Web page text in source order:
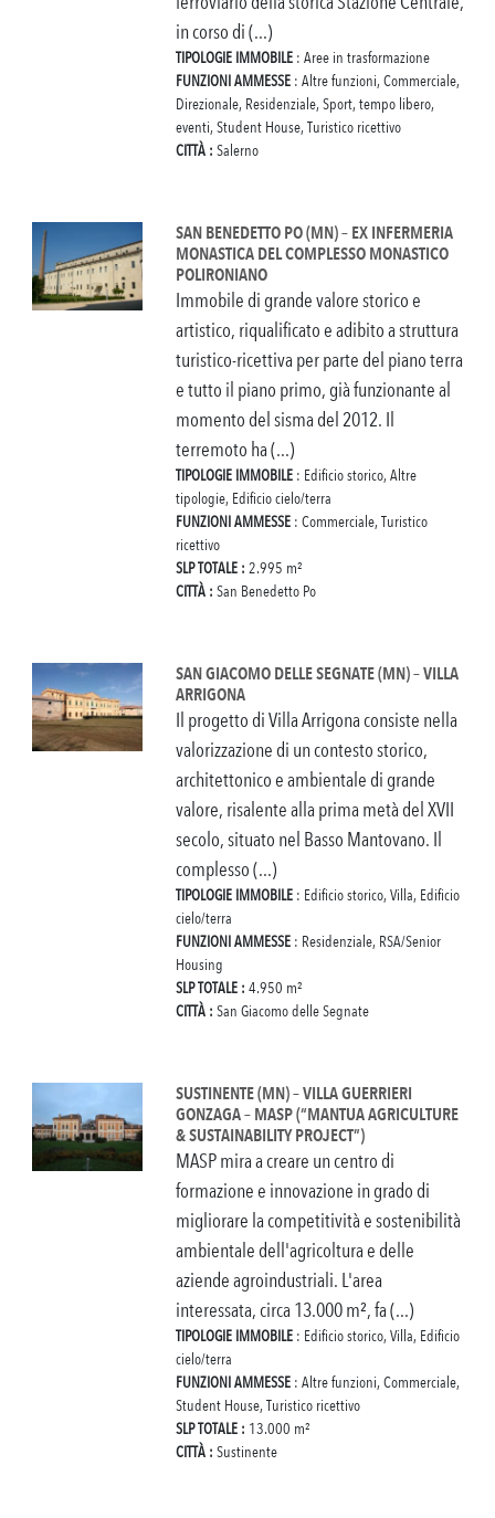
in corso di (...)
TIPOLOGIE IMMOBILE : Aree in trasformazione
FUNZIONI AMMESSE : Altre funzioni, Commerciale,
Direzionale, Residenziale, Sport, tempo libero,
eventi, Student House, Turistico ricettivo
CITTÀ : Salerno
SAN BENEDETTO PO (MN) – EX INFERMERIA
MONASTICA DEL COMPLESSO MONASTICO
POLIRONIANO
Immobile di grande valore storico e
artistico, riqualificato e adibito a struttura
turistico-ricettiva per parte del piano terra
e tutto il piano primo, già funzionante al
momento del sisma del 2012. Il
terremoto ha (...)
TIPOLOGIE IMMOBILE : Edificio storico, Altre
tipologie, Edificio cielo/terra
FUNZIONI AMMESSE : Commerciale, Turistico
ricettivo
SLP TOTALE : 2.995 m²
CITTÀ : San Benedetto Po
SAN GIACOMO DELLE SEGNATE (MN) – VILLA
ARRIGONA
Il progetto di Villa Arrigona consiste nella
valorizzazione di un contesto storico,
architettonico e ambientale di grande
valore, risalente alla prima metà del XVII
secolo, situato nel Basso Mantovano. Il
complesso (...)
TIPOLOGIE IMMOBILE : Edificio storico, Villa, Edificio
cielo/terra
FUNZIONI AMMESSE : Residenziale, RSA/Senior
Housing
SLP TOTALE : 4.950 m²
CITTÀ : San Giacomo delle Segnate
SUSTINENTE (MN) – VILLA GUERRIERI
GONZAGA – MASP (“MANTUA AGRICULTURE
& SUSTAINABILITY PROJECT”)
MASP mira a creare un centro di
formazione e innovazione in grado di
migliorare la competitività e sostenibilità
ambientale dell'agricoltura e delle
aziende agroindustriali. L'area
interessata, circa 13.000 m², fa (...)
TIPOLOGIE IMMOBILE : Edificio storico, Villa, Edificio
cielo/terra
FUNZIONI AMMESSE : Altre funzioni, Commerciale,
Student House, Turistico ricettivo
SLP TOTALE : 13.000 m²
CITTÀ : Sustinente